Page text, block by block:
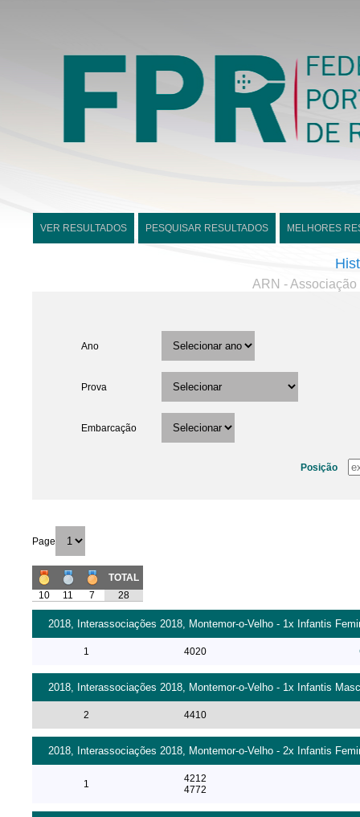
VER RESULTADOS PESQUISAR RESULTADOS MELHORES
ARN -
Ano
Prova
Embarcação
Posição
Page
TOTAL
10
11 7 28
2018, Interassociações 2018, Montemor-o-Velho - 1x Infantis
1 4020
2018, Interassociações 2018, Montemor-o-Velho - 1x Infantis
2 4410
2018, Interassociações 2018, Montemor-o-Velho - 2x Infantis
1
4212
4772